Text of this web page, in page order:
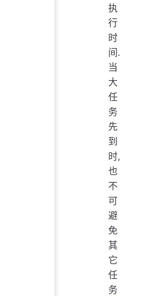
执
行
时
间.
当
大
任
务
先
到
时,
也
不
可
避
免
其
它
任
务